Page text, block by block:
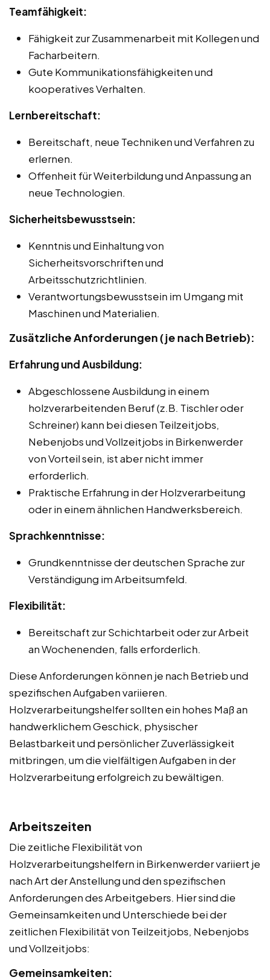
Teamfähigkeit:
Fähigkeit zur Zusammenarbeit mit Kollegen und
Facharbeitern.
Gute Kommunikationsfähigkeiten und
kooperatives Verhalten.
Lernbereitschaft:
Bereitschaft, neue Techniken und Verfahren zu
erlernen.
Offenheit für Weiterbildung und Anpassung an
neue Technologien.
Sicherheitsbewusstsein:
Kenntnis und Einhaltung von
Sicherheitsvorschriften und
Arbeitsschutzrichtlinien.
Verantwortungsbewusstsein im Umgang mit
Maschinen und Materialien.
Zusätzliche Anforderungen (je nach Betrieb):
Erfahrung und Ausbildung:
Abgeschlossene Ausbildung in einem
holzverarbeitenden Beruf (z.B. Tischler oder
Schreiner) kann bei diesen Teilzeitjobs,
Nebenjobs und Vollzeitjobs in Birkenwerder
von Vorteil sein, ist aber nicht immer
erforderlich.
Praktische Erfahrung in der Holzverarbeitung
oder in einem ähnlichen Handwerksbereich.
Sprachkenntnisse:
Grundkenntnisse der deutschen Sprache zur
Verständigung im Arbeitsumfeld.
Flexibilität:
Bereitschaft zur Schichtarbeit oder zur Arbeit
an Wochenenden, falls erforderlich.
Diese Anforderungen können je nach Betrieb und
spezifischen Aufgaben variieren.
Holzverarbeitungshelfer sollten ein hohes Maß an
handwerklichem Geschick, physischer
Belastbarkeit und persönlicher Zuverlässigkeit
mitbringen, um die vielfältigen Aufgaben in der
Holzverarbeitung erfolgreich zu bewältigen.
Arbeitszeiten
Die zeitliche Flexibilität von
Holzverarbeitungshelfern in Birkenwerder variiert je
nach Art der Anstellung und den spezifischen
Anforderungen des Arbeitgebers. Hier sind die
Gemeinsamkeiten und Unterschiede bei der
zeitlichen Flexibilität von Teilzeitjobs, Nebenjobs
und Vollzeitjobs:
Gemeinsamkeiten: